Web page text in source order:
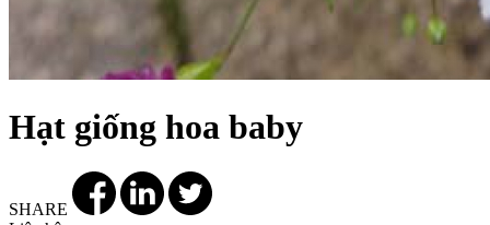
Hạt giống hoa baby
SHARE